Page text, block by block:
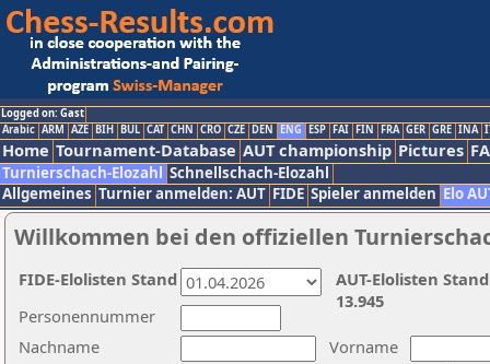
Logged on: Gast
Arabic ARM AZE BIH BUL CAT CHN CRO CZE DEN ENG ESP FAI FIN FRA GER GRE INA
Home Tournament-Database AUT championship Pictures
Turnierschach-Elozahl Schnellschach-Elozahl
Allgemeines Turnier anmelden: AUT FIDE Spieler anmelden Elo
Willkommen bei den offiziellen
Nachname
Vorname
Personennummer
AUT-Elolisten
13.945
FIDE-Elolisten Stand